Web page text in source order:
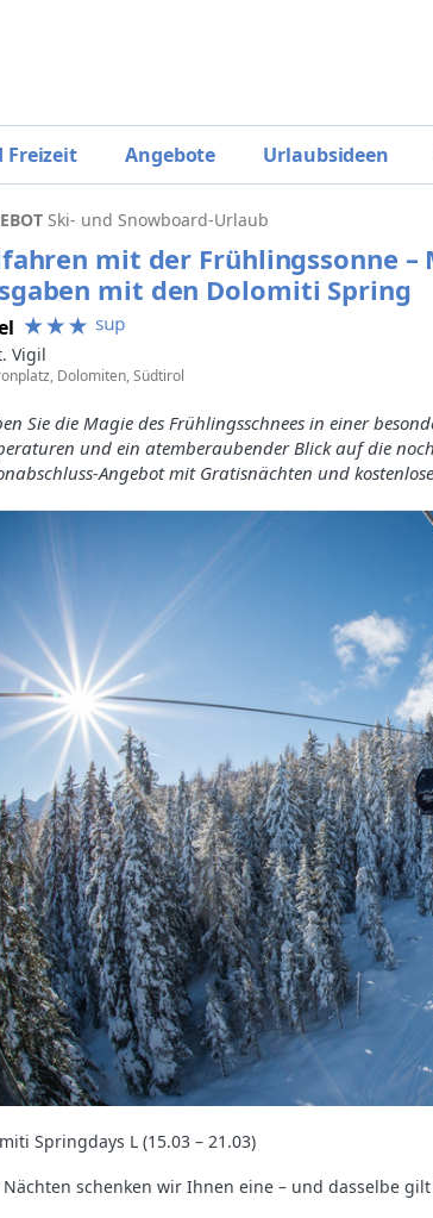
Freizeit Angebote Urlaubsideen
Ski- und Snowboard-Urlaub
mit der Frühlingssonne –
mit den Dolomiti Spring
Vigil
Dolomiten, Südtirol
Sie die Magie des Frühlingsschnees in einer
und ein atemberaubender Blick auf die
Angebot mit Gratisnächten und
Springdays L (15.03 – 21.03)
Nächten schenken wir Ihnen eine – und dasselbe